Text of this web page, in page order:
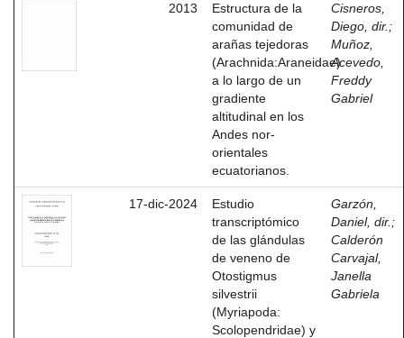
2013
Estructura de la
comunidad de
arañas tejedoras
(Arachnida:Araneidae)
a lo largo de un
gradiente
altitudinal en los
Andes nor-
orientales
ecuatorianos.
Cisneros,
Diego, dir. ;
Muñoz,
Acevedo,
Freddy
Gabriel
17-dic-2024
Estudio
transcriptómico
de las glándulas
de veneno de
Otostigmus
silvestrii
(Myriapoda:
Scolopendridae) y
Garzón,
Daniel, dir. ;
Calderón
Carvajal,
Janella
Gabriela